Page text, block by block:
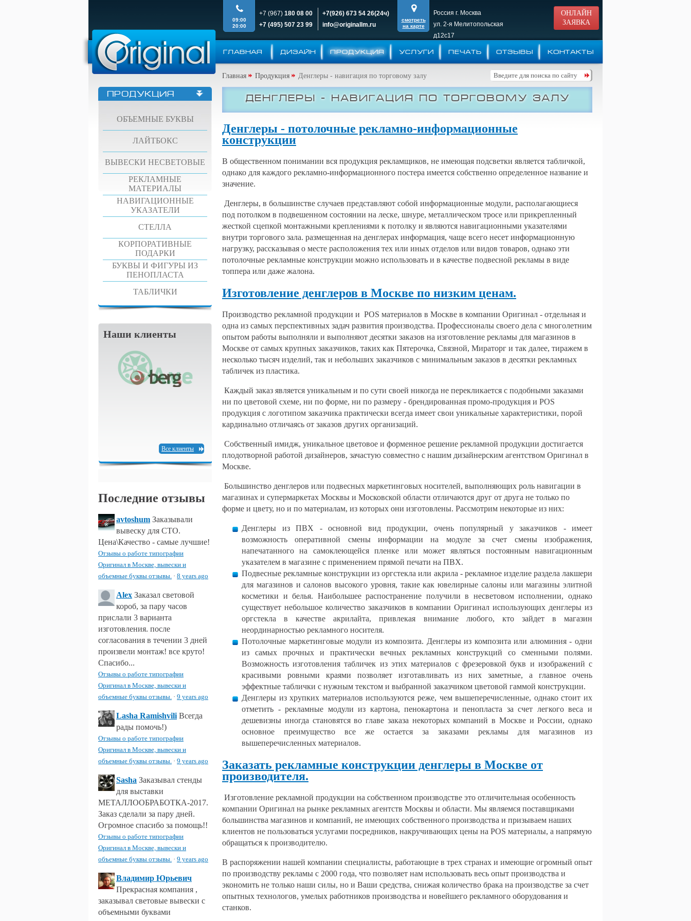
09:00
20:00
+7 (967) 180 08 00
+7 (495) 507 23 99
+7(926) 673 54 26(24ч)
info@originallm.ru
смотреть
на карте
Россия г. Москва
ул. 2-я Мелитопольская
д12c17
ОНЛАЙН
ЗАЯВКА
ГЛАВНАЯ ДИЗАЙН ПРОДУКЦИЯ УСЛУГИ ПЕЧАТЬ ОТЗЫВЫ КОНТАКТЫ
Главная Продукция Денглеры - навигация по торговому залу
Денглеры - навигация по торговому залу
Денглеры - потолочные рекламно-информационные
конструкции
В общественном понимании вся продукция рекламщиков, не имеющая подсветки является табличкой,
однако для каждого рекламно-информационного постера имеется собственно определенное название и
значение.
Денглеры, в большинстве случаев представляют собой информационные модули, располагающиеся
под потолком в подвешенном состоянии на леске, шнуре, металлическом тросе или прикрепленный
жесткой сцепкой монтажными креплениями к потолку и являются навигационными указателями
внутри торгового зала. размещенная на денглерах информация, чаще всего несет информационную
нагрузку, рассказывая о месте расположения тех или иных отделов или видов товаров, однако эти
потолочные рекламные конструкции можно использовать и в качестве подвесной рекламы в виде
топпера или даже жалона.
Изготовление денглеров в Москве по низким ценам.
Производство рекламной продукции и POS материалов в Москве в компании Оригинал - отдельная и
одна из самых перспективных задач развития производства. Профессионалы своего дела с многолетним
опытом работы выполняли и выполняют десятки заказов на изготовление рекламы для магазинов в
Москве от самых крупных заказчиков, таких как Пятерочка, Связной, Мираторг и так далее, тиражем в
несколько тысяч изделий, так и небольших заказчиков с минимальным заказов в десятки рекламных
табличек из пластика.
Каждый заказ является уникальным и по сути своей никогда не перекликается с подобными заказами
ни по цветовой схеме, ни по форме, ни по размеру - брендированная промо-продукция и POS
продукция с логотипом заказчика практически всегда имеет свои уникальные характеристики, порой
кардинально отличаясь от заказов других организаций.
Собственный имидж, уникальное цветовое и форменное решение рекламной продукции достигается
плодотворной работой дизайнеров, зачастую совместно с нашим дизайнерским агентством Оригинал в
Москве.
Большинство денглеров или подвесных маркетинговых носителей, выполняющих роль навигации в
магазинах и супермаркетах Москвы и Московской области отличаются друг от друга не только по
форме и цвету, но и по материалам, из которых они изготовлены. Рассмотрим некоторые из них:
Денглеры из ПВХ - основной вид продукции, очень популярный у заказчиков - имеет
возможность оперативной смены информации на модуле за счет смены изображения,
напечатанного на самоклеющейся пленке или может являться постоянным навигационным
указателем в магазине с применением прямой печати на ПВХ.
Подвесные рекламные конструкции из оргстекла или акрила - рекламное изделие раздела лакшери
для магазинов и салонов высокого уровня, такие как ювелирные салоны или магазины элитной
косметики и белья. Наибольшее распостранение получили в несветовом исполнении, однако
существует небольшое количество заказчиков в компании Оригинал использующих денглеры из
оргстекла в качестве акрилайта, привлекая внимание любого, кто зайдет в магазин
неординарностью рекламного носителя.
Потолочные маркетинговые модули из композита. Денглеры из композита или алюминия - одни
из самых прочных и практически вечных рекламных конструкций со сменными полями.
Возможность изготовления табличек из этих материалов с фрезеровкой букв и изображений с
красивыми ровными краями позволяет изготавливать из них заметные, а главное очень
эффектные таблички с нужным текстом и выбранной заказчиком цветовой гаммой конструкции.
Денглеры из хрупких материалов используются реже, чем вышеперечисленные, однако стоит их
отметить - рекламные модули из картона, пенокартона и пенопласта за счет легкого веса и
дешевизны иногда становятся во главе заказа некоторых компаний в Москве и России, однако
основное преимущество все же остается за заказами рекламы для магазинов из
вышеперечисленных материалов.
Заказать рекламные конструкции денглеры в Москве от
производителя.
Изготовление рекламной продукции на собственном производстве это отличительная особенность
компании Оригинал на рынке рекламных агентств Москвы и области. Мы являемся поставщиками
большинства магазинов и компаний, не имеющих собственного производства и призываем наших
клиентов не пользоваться услугами посредников, накручивающих цены на POS материалы, а напрямую
обращаться к производителю.
В распоряжении нашей компании специалисты, работающие в трех странах и имеющие огромный опыт
по производству рекламы с 2000 года, что позволяет нам использовать весь опыт производства и
экономить не только наши силы, но и Ваши средства, снижая количество брака на производстве за счет
опытных технологов, умелых работников производства и новейшего рекламного оборудования и
станков.
ПРОДУКЦИЯ
ОБЪЕМНЫЕ БУКВЫ
ЛАЙТБОКС
ВЫВЕСКИ НЕСВЕТОВЫЕ
РЕКЛАМНЫЕ
МАТЕРИАЛЫ
НАВИГАЦИОННЫЕ
УКАЗАТЕЛИ
СТЕЛЛА
КОРПОРАТИВНЫЕ
ПОДАРКИ
БУКВЫ И ФИГУРЫ ИЗ
ПЕНОПЛАСТА
ТАБЛИЧКИ
Наши клиенты
Все клиенты
Последние отзывы
avtoshum Заказывали
вывеску для СТО.
Цена\Качество - самые лучшие!
Отзывы о работе типографии
Оригинал в Москве, вывески и
объемные буквы отзывы. · 8 years ago
Alex Заказал световой
короб, за пару часов
прислали 3 варианта
изготовления. после
согласования в течении 3 дней
произвели монтаж! все круто!
Спасибо...
Отзывы о работе типографии
Оригинал в Москве, вывески и
объемные буквы отзывы. · 9 years ago
Lasha Ramishvili Всегда
рады помочь!)
Отзывы о работе типографии
Оригинал в Москве, вывески и
объемные буквы отзывы. · 9 years ago
Sasha Заказывал стенды
для выставки
МЕТАЛЛООБРАБОТКА-2017.
Заказ сделали за пару дней.
Огромное спасибо за помощь!!
Отзывы о работе типографии
Оригинал в Москве, вывески и
объемные буквы отзывы. · 9 years ago
Владимир Юрьевич
Прекрасная компания ,
заказывал световые вывески с
объемными буквами